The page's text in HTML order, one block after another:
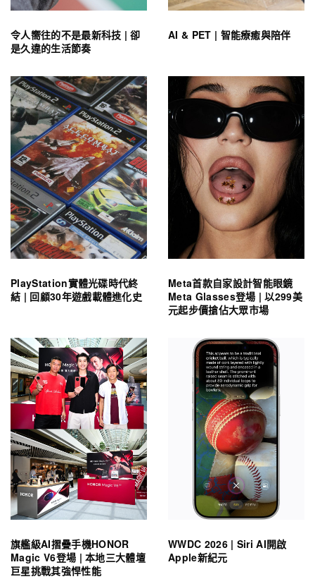
令人嚮往的不是最新科技 | 卻
是久違的生活節奏
AI & PET | 智能療癒與陪伴
PlayStation實體光碟時代終
結 | 回顧30年遊戲載體進化史
Meta首款自家設計智能眼鏡
Meta Glasses登場 | 以299美
元起步價搶佔大眾市場
旗艦級AI摺疊手機HONOR
Magic V6登場 | 本地三大體壇
巨星挑戰其強悍性能
WWDC 2026 | Siri AI開啟
Apple新紀元